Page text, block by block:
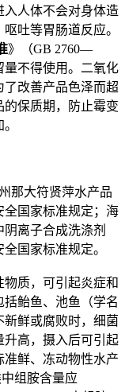
入人体不会对身体造
吐等胃肠道反应。
》（GB 2760—
量不得使用。二氧化
改善产品色泽而超
保质期，防止霉变
那大符贤萍水产品
全国家标准规定；海
离子合成洗涤剂
国家标准规定。
质，可引起炎症和
鲐鱼、池鱼（学名
鲜或腐败时，细菌
升高，摄入后可引起
鲜、冻动物性水产
组胺含量应